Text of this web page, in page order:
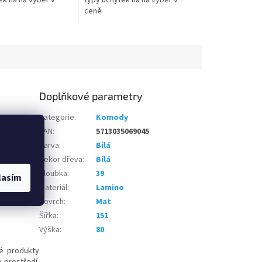
ceně
2 typy
tak
Tuto
s
produkty
Doplňkové parametry
Kategorie:
Komody
EAN:
5713035069045
Barva:
Bílá
Dekor dřeva:
Bílá
Hloubka:
39
Materiál:
Lamino
Povrch:
Mat
Šířka:
151
Výška: 80